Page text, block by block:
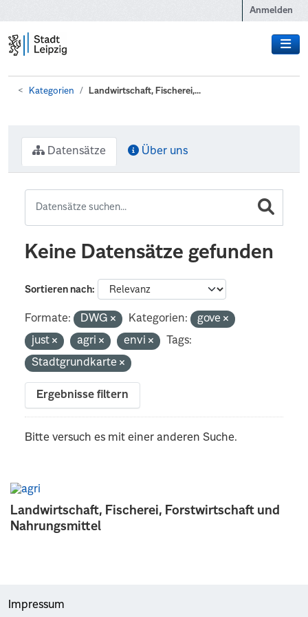
Anmelden
Kategorien Landwirtschaft, Fischerei,...
Landwirtschaft, Fischerei, Forstwirtschaft und
Nahrungsmittel
Datensätze Über uns
Keine Datensätze gefunden
Sortieren nach
Formate: DWG Kategorien:
gove
just
agri envi
Tags:
Stadtgrundkarte
Ergebnisse filtern
Bitte versuch es mit einer anderen Suche.
Impressum